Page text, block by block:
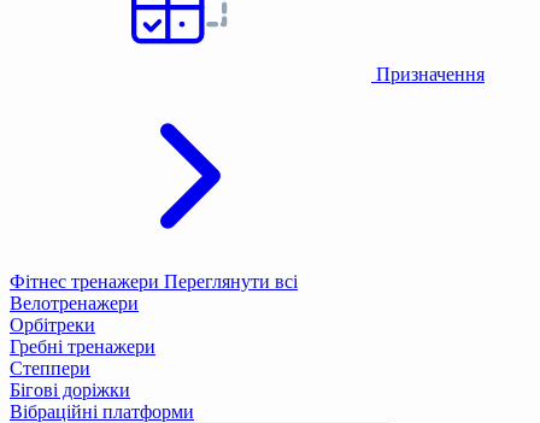
Призначення
Фітнес тренажери Переглянути всі
Велотренажери
Орбітреки
Гребні тренажери
Степпери
Бігові доріжки
Вібраційні платформи